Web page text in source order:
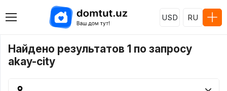
USD RU
Найдено результатов 1 по запросу
akay-city